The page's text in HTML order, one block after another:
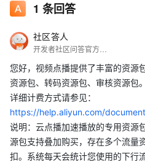
1 条回答
社区答人
您好，视频点播提供了丰富的资源
资源包、转码资源包、审核资源包。
详细计费方式请参见：
https://help.aliyun.com/
说明：云点播加速播放的专用资源
源包支持叠加购买，存在多个流量
扣。系统每天会统计您使用的下行